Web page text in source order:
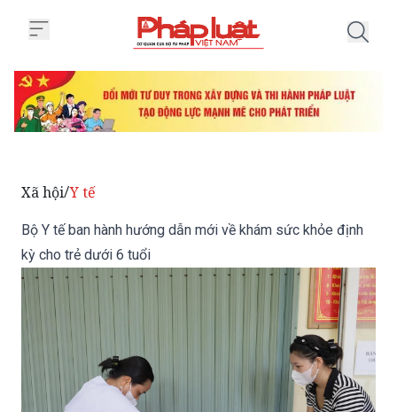
Xã hội/Y tế
Bộ Y tế ban hành hướng dẫn mới về khám sức khỏe định
kỳ cho trẻ dưới 6 tuổi